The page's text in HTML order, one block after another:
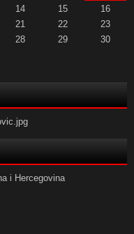
14 15
16
21 22
23
28 29
30
i Hercegovina